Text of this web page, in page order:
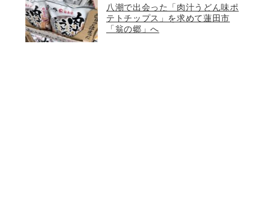
八潮で出会った「肉汁うどん味ポ
テトチップス」を求めて蓮田市
「翁の郷」へ